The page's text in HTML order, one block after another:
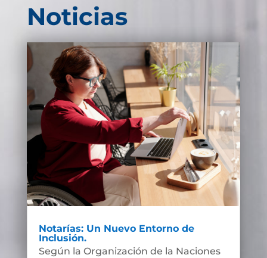
Noticias
Notarías: Un Nuevo Entorno de
Inclusión.
Según la Organización de la Naciones